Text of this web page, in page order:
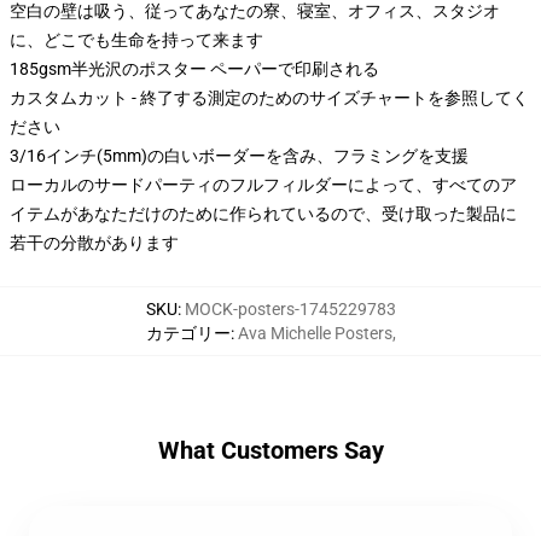
空白の壁は吸う、従ってあなたの寮、寝室、オフィス、スタジオ
に、どこでも生命を持って来ます
185gsm半光沢のポスター ペーパーで印刷される
カスタムカット - 終了する測定のためのサイズチャートを参照してく
ださい
3/16インチ(5mm)の白いボーダーを含み、フラミングを支援
ローカルのサードパーティのフルフィルダーによって、すべてのア
イテムがあなただけのために作られているので、受け取った製品に
若干の分散があります
SKU: MOCK-posters-1745229783
カテゴリー:Ava Michelle Posters,
What Customers Say